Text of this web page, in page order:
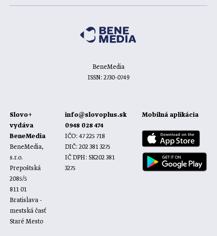
BeneMedia
ISSN: 2730-0749
Slovo+
vydáva
BeneMedia
BeneMedia,
s.r.o.
Prepoštská
2085/5
811 01
Bratislava -
mestská časť
Staré Mesto
info@slovoplus.sk
0948 028 474
IČO: 47 225 718
DIČ: 202 381 3275
IČ DPH: SK202 381
3275
Mobilná aplikácia